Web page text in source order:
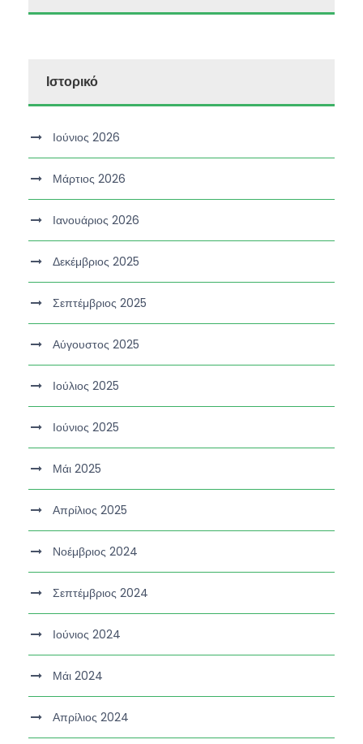
Ιστορικό
Ιούνιος 2026
Μάρτιος 2026
Ιανουάριος 2026
Δεκέμβριος 2025
Σεπτέμβριος 2025
Αύγουστος 2025
Ιούλιος 2025
Ιούνιος 2025
Μάι 2025
Απρίλιος 2025
Νοέμβριος 2024
Σεπτέμβριος 2024
Ιούνιος 2024
Μάι 2024
Απρίλιος 2024